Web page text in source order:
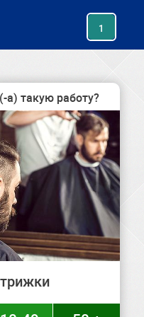
1
а) такую работу?